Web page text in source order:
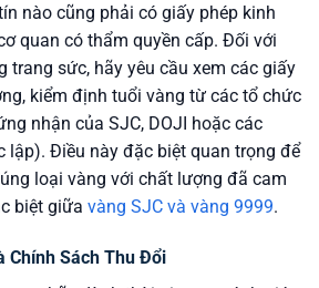
nào cũng phải có giấy phép kinh
quan có thẩm quyền cấp. Đối với
trang sức, hãy yêu cầu xem các giấy
kiểm định tuổi vàng từ các tổ chức
nhận của SJC, DOJI hoặc các
lập). Điều này đặc biệt quan trọng để
loại vàng với chất lượng đã cam
biệt giữa vàng SJC và vàng 9999.
Chính Sách Thu Đổi